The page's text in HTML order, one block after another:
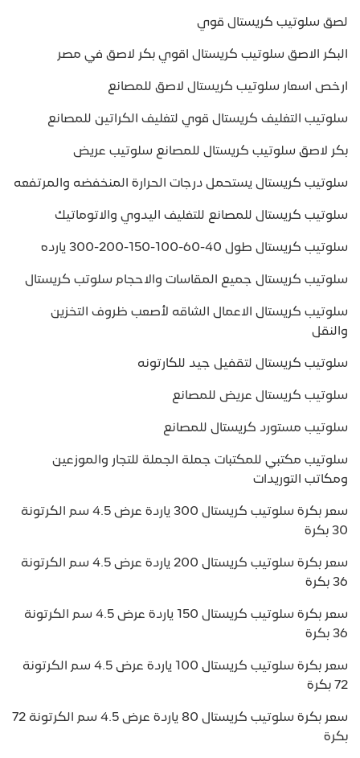
لصق سلوتيب كريستال قوي
البكر الاصق سلوتيب كريستال اقوي بكر لاصق في مصر
ارخص اسعار سلوتيب كريستال لاصق للمصانع
سلوتيب التغليف كريستال قوي لتغليف الكراتين للمصانع
بكر لاصق سلوتيب كريستال للمصانع سلوتيب عريض
سلوتيب كريستال يستحمل درجات الحرارة المنخفضه والمرتفعه
سلوتيب كريستال للمصانع للتغليف اليدوي والاتوماتيك
سلوتيب كريستال طول 40-60-100-150-200-300 يارده
سلوتيب كريستال جميع المقاسات والاحجام سلوتب كريستال
سلوتيب كريستال الاعمال الشاقه لأصعب ظروف التخزين
والنقل
سلوتيب كريستال لتقفيل جيد للكارتونه
سلوتيب كريستال عريض للمصانع
سلوتيب مستورد كريستال للمصانع
سلوتيب مكتبي للمكتبات جملة الجملة للتجار والموزعين
ومكاتب التوريدات
سعر بكرة سلوتيب كريستال 300 ياردة عرض 4.5 سم الكرتونة
30 بكرة
سعر بكرة سلوتيب كريستال 200 ياردة عرض 4.5 سم الكرتونة
36 بكرة
سعر بكرة سلوتيب كريستال 150 ياردة عرض 4.5 سم الكرتونة
36 بكرة
سعر بكرة سلوتيب كريستال 100 ياردة عرض 4.5 سم الكرتونة
72 بكرة
سعر بكرة سلوتيب كريستال 80 ياردة عرض 4.5 سم الكرتونة 72
بكرة